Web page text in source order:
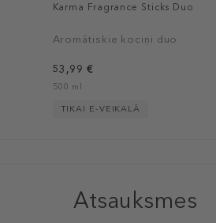
Karma Fragrance Sticks Duo
Aromātiskie kociņi duo
53,99 €
500 ml
TIKAI E-VEIKALĀ
Atsauksmes